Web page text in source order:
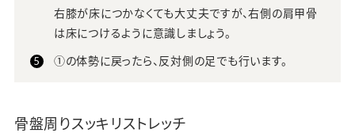
右膝が床につかなくても大丈夫ですが、右側の肩甲骨
は床につけるように意識しましょう。
①の体勢に戻ったら、反対側の足でも行います。
骨盤周りスッキリストレッチ